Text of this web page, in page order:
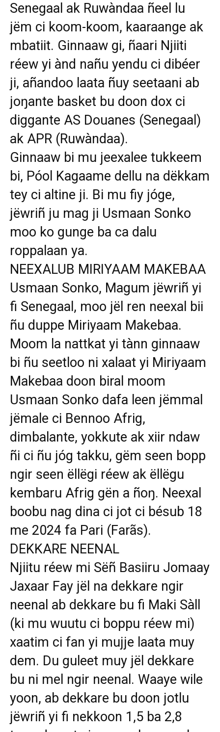
Senegaal ak Ruwàndaa ñeel lu
jëm ci koom-koom, kaaraange ak
mbatiit. Ginnaaw gi, ñaari Njiiti
réew yi ànd nañu yendu ci dibéer
ji, añandoo laata ñuy seetaani ab
joŋante basket bu doon dox ci
diggante AS Douanes (Senegaal)
ak APR (Ruwàndaa).
Ginnaaw bi mu jeexalee tukkeem
bi, Póol Kagaame dellu na dëkkam
tey ci altine ji. Bi mu fiy jóge,
jëwriñ ju mag ji Usmaan Sonko
moo ko gunge ba ca dalu
roppalaan ya.
NEEXALUB MIRIYAAM MAKEBAA
Usmaan Sonko, Magum jëwriñ yi
fi Senegaal, moo jël ren neexal bii
ñu duppe Miriyaam Makebaa.
Moom la nattkat yi tànn ginnaaw
bi ñu seetloo ni xalaat yi Miriyaam
Makebaa doon biral moom
Usmaan Sonko dafa leen jëmmal
jëmale ci Bennoo Afrig,
dimbalante, yokkute ak xiir ndaw
ñi ci ñu jóg takku, gëm seen bopp
ngir seen ëllëgi réew ak ëllëgu
kembaru Afrig gën a ñoŋ. Neexal
boobu nag dina ci jot ci bésub 18
me 2024 fa Pari (Farãs).
DEKKARE NEENAL
Njiitu réew mi Sëñ Basiiru Jomaay
Jaxaar Fay jël na dekkare ngir
neenal ab dekkare bu fi Maki Sàll
(ki mu wuutu ci boppu réew mi)
xaatim ci fan yi mujje laata muy
dem. Du guleet muy jël dekkare
bu ni mel ngir neenal. Waaye wile
yoon, ab dekkare bu doon jotlu
jëwriñ yi fi nekkoon 1,5 ba 2,8